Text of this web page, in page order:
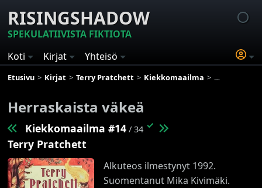
RISINGSHADOW
SPEKULATIIVISTA FIKTIOTA
Koti
Kirjat Yhteisö
Etusivu Kirjat Terry Pratchett Kiekkomaailma Herraskaista
Herraskaista väkeä
Kiekkomaailma #14 / 34 ✓
Terry Pratchett
Alkuteos ilmestynyt 1992.
Suomentanut Mika Kivimäki.